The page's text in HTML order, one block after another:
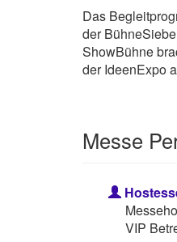
Das
der
ShowBühne
der IdeenExpo
Messe
VIP